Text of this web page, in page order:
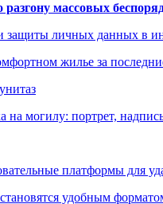
массовых
защиты личных данных в
жилье за
на могилу: портрет,
платформы для
удобным